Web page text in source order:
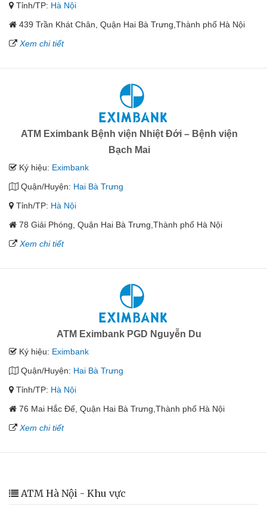
Tỉnh/TP: Hà Nội
439 Trần Khát Chân, Quận Hai Bà Trưng,Thành phố Hà Nội
Xem chi tiết
ATM Eximbank Bệnh viện Nhiệt Đới – Bệnh viện
Bạch Mai
Ký hiệu: Eximbank
Quận/Huyện: Hai Bà Trưng
Tỉnh/TP: Hà Nội
78 Giải Phóng, Quận Hai Bà Trưng,Thành phố Hà Nội
Xem chi tiết
ATM Eximbank PGD Nguyễn Du
Ký hiệu: Eximbank
Quận/Huyện: Hai Bà Trưng
Tỉnh/TP: Hà Nội
76 Mai Hắc Đế, Quận Hai Bà Trưng,Thành phố Hà Nội
Xem chi tiết
ATM Hà Nội - Khu vực